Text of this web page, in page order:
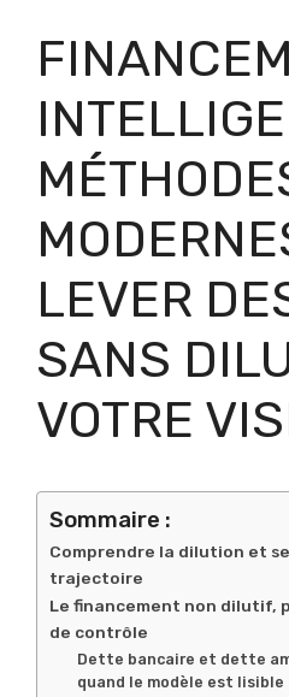
LEVER
SANS
VOTRE
Sommaire :
Comprendre la dilution et
trajectoire
Le financement non dilutif,
de contrôle
Dette bancaire et dette
quand le modèle est lisible